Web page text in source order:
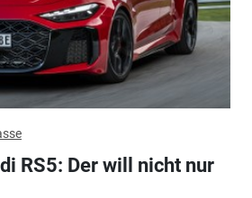
RS5: Der will nicht nur